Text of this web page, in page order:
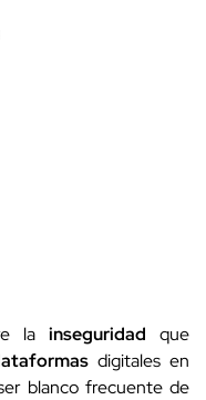
la inseguridad que
digitales en
blanco frecuente de